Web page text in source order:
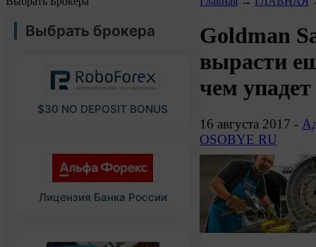
Выбрать брокера
$30 NO DEPOSIT BONUS
Лицензия Банка России
Goldman
вырасти
чем
16 августа 2017 -
OSOBYE RU